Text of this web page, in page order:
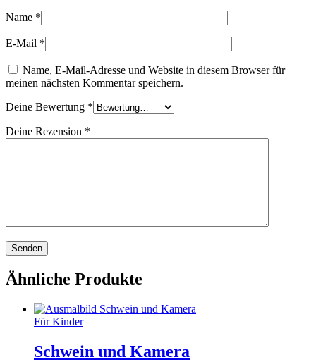
Name *
E-Mail *
Name, E-Mail-Adresse und Website in diesem Browser für
meinen nächsten Kommentar speichern.
Deine Bewertung *
Deine Rezension *
Ähnliche Produkte
Für Kinder
Schwein und Kamera